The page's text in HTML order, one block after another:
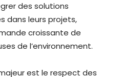
des solutions
dans leurs projets,
croissante de
de l’environnement.
est le respect des